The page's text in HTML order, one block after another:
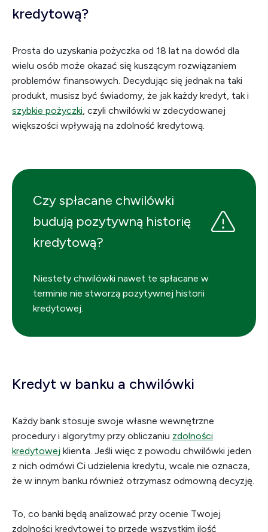
kredytową?
Prosta do uzyskania pożyczka od 18 lat na dowód dla
wielu osób może okazać się kuszącym rozwiązaniem
problemów finansowych. Decydując się jednak na taki
produkt, musisz być świadomy, że jak każdy kredyt, tak i
szybkie pożyczki, czyli chwilówki w zdecydowanej
większości wpływają na zdolność kredytową.
Czy spłacane chwilówki
budują pozytywną historię
kredytową?
Niestety chwilówki nawet te spłacane w
terminie nie stworzą pozytywnej historii
kredytowej.
Kredyt w banku a chwilówki
Każdy bank stosuje swoje własne wewnętrzne
procedury i algorytmy przy obliczaniu zdolności
kredytowej klienta. Jeśli więc z powodu chwilówki jeden
z nich odmówi Ci udzielenia kredytu, wcale nie oznacza,
że w innym banku również otrzymasz odmowną decyzję.
To, co banki będą analizować przy ocenie Twojej
zdolności kredytowej to przede wszystkim ilość